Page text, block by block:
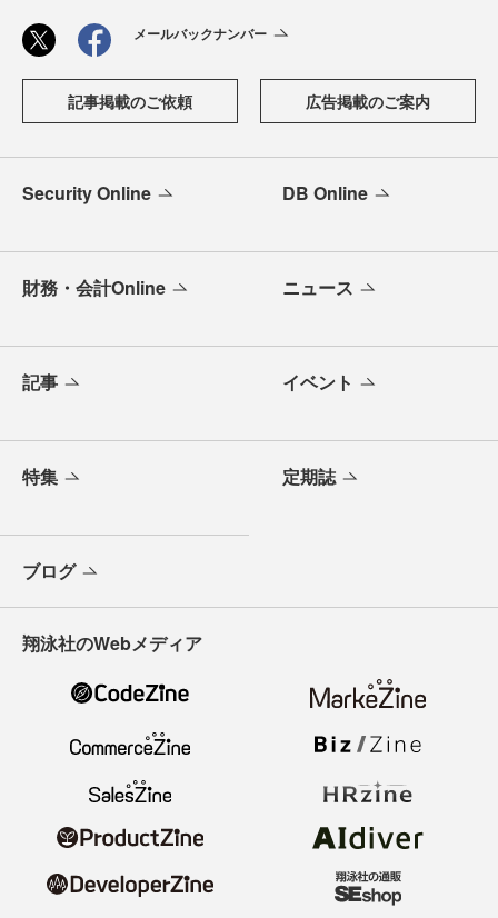
メールバックナンバー
記事掲載のご依頼 広告掲載のご案内
Security Online DB Online
財務・会計Online ニュース
記事 イベント
特集 定期誌
ブログ
翔泳社のWebメディア